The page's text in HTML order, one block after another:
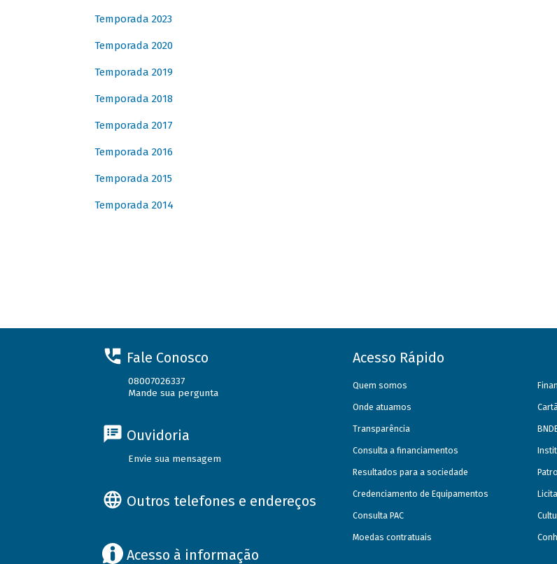
Temporada 2023
Temporada 2020
Temporada 2019
Temporada 2018
Temporada 2017
Temporada 2016
Temporada 2015
Temporada 2014
Fale Conosco
08007026337
Mande sua pergunta
Ouvidoria
Envie sua mensagem
Outros telefones e endereços
Acesso à informação
Acesso Rápido
Quem somos
Onde atuamos
Transparência
Consulta a financiamentos
Resultados para a sociedade
Credenciamento de Equipamentos
Consulta PAC
Moedas contratuais